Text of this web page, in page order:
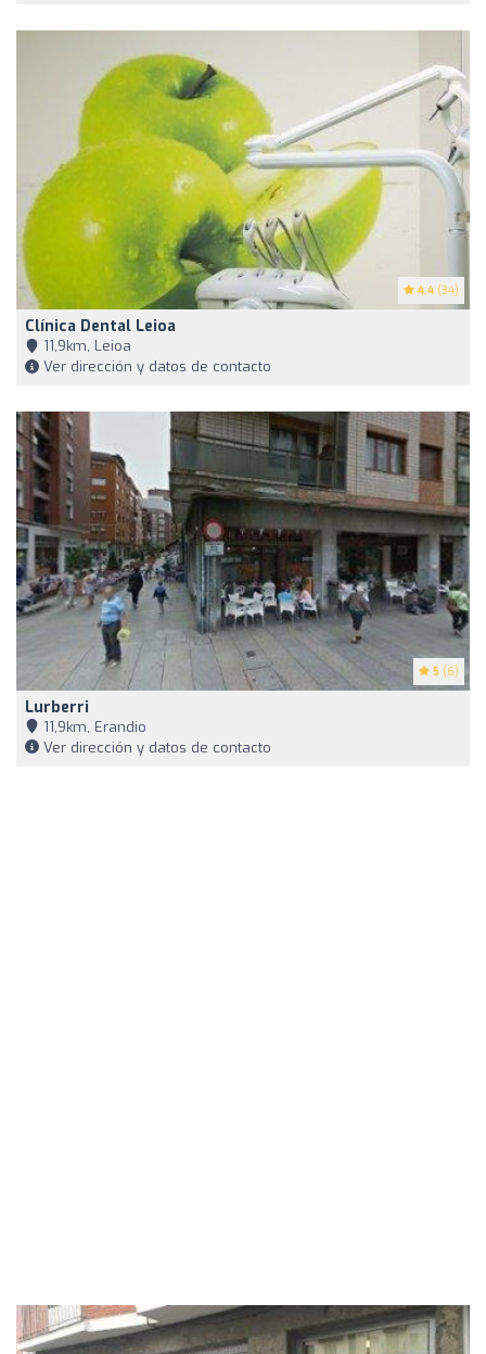
4.4 (34)
Clínica Dental Leioa
11,9km, Leioa
Ver dirección y datos de contacto
5 (6)
Lurberri
11,9km, Erandio
Ver dirección y datos de contacto